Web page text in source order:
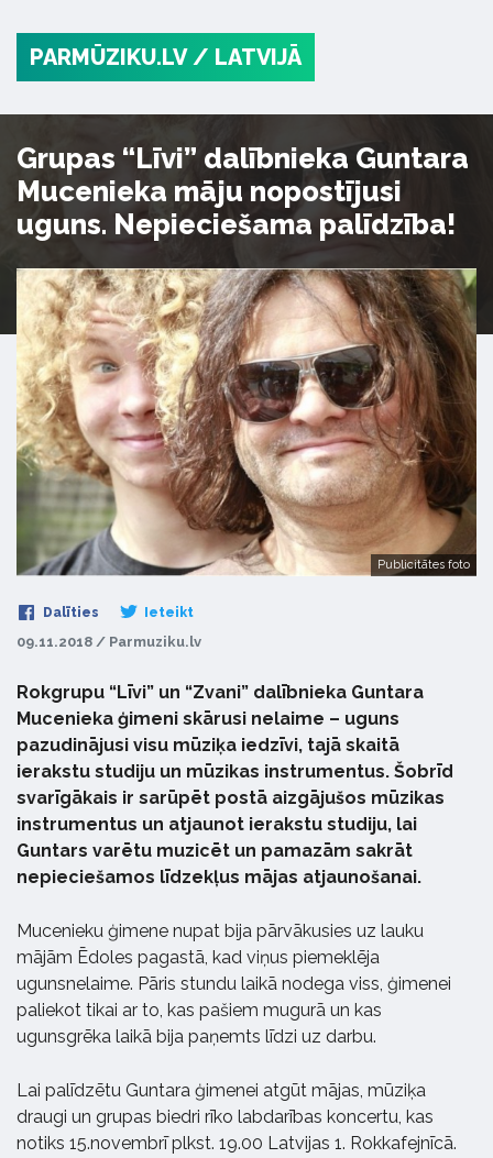
PARMŪZIKU.LV / LATVIJĀ
Grupas “Līvi” dalībnieka Guntara
Mucenieka māju nopostījusi
uguns. Nepieciešama palīdzība!
Publicitātes foto
Dalīties Ieteikt
09.11.2018 / Parmuziku.lv
Rokgrupu “Līvi” un “Zvani” dalībnieka Guntara
Mucenieka ģimeni skārusi nelaime – uguns
pazudinājusi visu mūziķa iedzīvi, tajā skaitā
ierakstu studiju un mūzikas instrumentus. Šobrīd
svarīgākais ir sarūpēt postā aizgājušos mūzikas
instrumentus un atjaunot ierakstu studiju, lai
Guntars varētu muzicēt un pamazām sakrāt
nepieciešamos līdzekļus mājas atjaunošanai.
Mucenieku ģimene nupat bija pārvākusies uz lauku
mājām Ēdoles pagastā, kad viņus piemeklēja
ugunsnelaime. Pāris stundu laikā nodega viss, ģimenei
paliekot tikai ar to, kas pašiem mugurā un kas
ugunsgrēka laikā bija paņemts līdzi uz darbu.
Lai palīdzētu Guntara ģimenei atgūt mājas, mūziķa
draugi un grupas biedri rīko labdarības koncertu, kas
notiks 15.novembrī plkst. 19.00 Latvijas 1. Rokkafejnīcā.